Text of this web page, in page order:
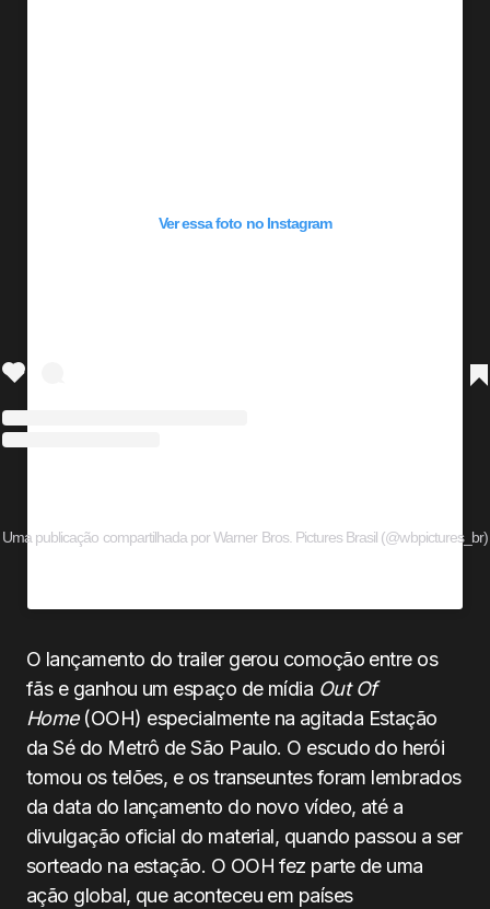
Ver essa foto no Instagram
Uma publicação compartilhada por Warner Bros. Pictures Brasil (@wbpictures_br)
O lançamento do trailer gerou comoção entre os
fãs e ganhou um espaço de mídia Out Of
Home(OOH) especialmente na agitada Estação
da Sé do Metrô de São Paulo. O escudo do herói
tomou os telões, e os transeuntes foram lembrados
da data do lançamento do novo vídeo, até a
divulgação oficial do material, quando passou a ser
sorteado na estação. O OOH fez parte de uma
ação global, que aconteceu em países